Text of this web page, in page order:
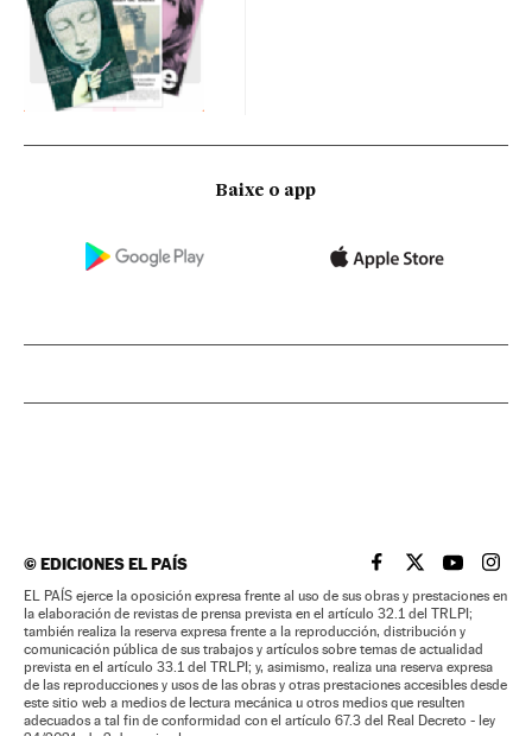
Baixe o app
©EDICIONES EL PAÍS EL PAÍS BRASIL EN
EL PAÍSEL PAÍS
EL
EL PAÍS ejerce la oposición expresa frente al uso de sus obras y prestaciones en
la elaboración de revistas de prensa prevista en el artículo 32.1 del TRLPI;
también realiza la reserva expresa frente a la reproducción, distribución y
comunicación pública de sus trabajos y artículos sobre temas de actualidad
prevista en el artículo 33.1 del TRLPI; y, asimismo, realiza una reserva expresa
de las reproducciones y usos de las obras y otras prestaciones accesibles desde
este sitio web a medios de lectura mecánica u otros medios que resulten
adecuados a tal fin de conformidad con el artículo 67.3 del Real Decreto - ley